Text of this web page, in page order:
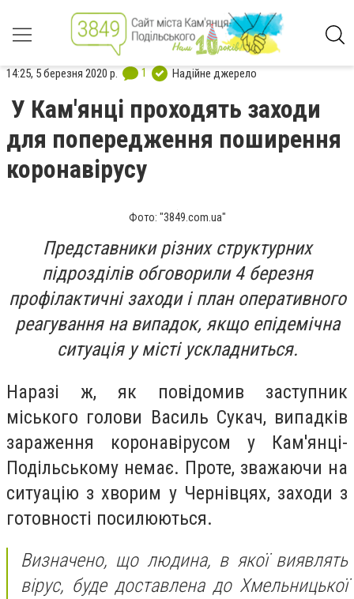
14:25, 5 березня 2020 р. 1 Надійне джерело
У Кам'янці проходять заходи
для попередження поширення
коронавірусу
Фото: "3849.com.ua"
Представники різних структурних
підрозділів обговорили 4 березня
профілактичні заходи і план оперативного
реагування на випадок, якщо епідемічна
ситуація у місті ускладниться.
Наразі ж, як повідомив заступник
міського голови Василь Сукач, випадків
зараження коронавірусом у Кам'янці-
Подільському немає. Проте, зважаючи на
ситуацію з хворим у Чернівцях, заходи з
готовності посилюються.
Визначено, що людина, в якої виявлять
вірус, буде доставлена до Хмельницької